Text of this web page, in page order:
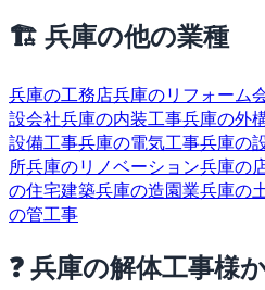
🏗 兵庫の他の業種
兵庫の工務店兵庫のリフォーム
設会社兵庫の内装工事兵庫の外
設備工事兵庫の電気工事兵庫の
所兵庫のリノベーション兵庫の
の住宅建築兵庫の造園業兵庫の
の管工事
❓ 兵庫の解体工事様